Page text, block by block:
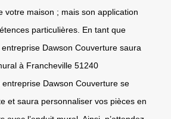
votre maison ; mais son application
particulières. En tant que
Dawson Couverture saura
à Francheville 51240
Dawson Couverture se
et saura personnaliser vos pièces en